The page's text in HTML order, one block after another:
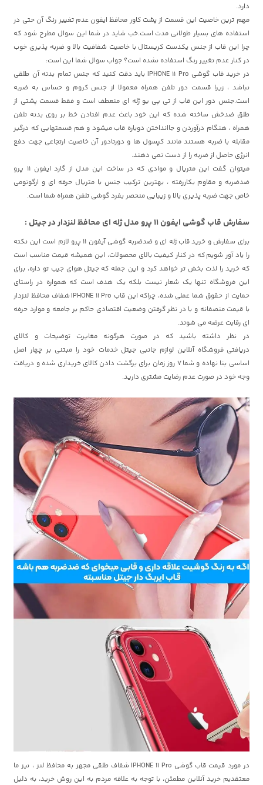
دارد.
مهم ترین خاصیت این قسمت از پشت کاور محافظ ایفون عدم تغییر رنگ آن حتی در
استفاده های بسیار طولانی مدت است.خب شاید در شما این سوال مطرح شود که
چرا این قاب از جنس یکدست کریستال با خاصیت شفافیت بالا و ضربه پذیری خوب
در کنار عدم تغییر رنگ استفاده نشده است؟ جواب سوال شما این است:
در خرید قاب گوشی IPHONE 11 Pro باید دقت کنید که جنس تمام بدنه آن طلقی
نباشد ، زیرا قسمت دور تلفن همراه معمولا از جنس کروم و حساس به ضربه
است.جنس دور این قاب از تی پی یو ژله ای منعطف است و فقط قسمت پشتی از
طلق ضدخش ساخته شده که این خود باعث عدم افتادن خط بر روی بدنه تلفن
همراه ، هنگام درآوردن و جاانداختن دوباره قاب میشود و هم قسمتهایی که درگیر
مقابله با ضربه هستند مانند کپسول ها و دورتادور آن خاصیت ارتجاعی جهت دفع
انرژی حاصل از ضربه را از دست نمی دهند.
میتوان گفت این متریال و موادی که در ساخت این مدل از گارد ایفون 11 پرو
ضدضربه و مقاوم بکاررفته ، بهترین ترکیب جنس با متریال حرفه ای و ارگونومی
خاص جهت ضربه پذیری بالا و زیبایی منحصر بفرد گوشی تلفن همراه شما است.
سفارش قاب گوشی ایفون 11 پرو مدل ژله ای محافظ لنزدار در جیتل :
برای سفارش و خرید قاب ژله ای و ضدضربه گوشی آیفون 11 پرو لازم است این نکته
را یاد آور شویم که در کنار کیفیت بالای محصولات، این همیشه قیمت مناسب است
که خرید را لذت بخش تر خواهد کرد و این جمله که جیتل هوای جیب تو داره، برای
این فروشگاه تنها یک شعار نیست بلکه یک هدف است که همواره در راستای
حمایت از حقوق شما عملی شده، چراکه این قاب IPHONE 11 Pro شفاف محافظ لنزدار
با قیمت منصفانه و با در نظر گرفتن وضعیت اقتصادی حاکم بر جامعه و موارد حرفه
ای رقابت عرضه می شوند.
در نظر داشته باشید که در صورت هرگونه مغایرت توضیحات و کالای
دریافتی فروشگاه آنلاین لوازم جانبی جیتل خدمات خود را مبتنی بر چهار اصل
اساسی بنا نهاده و شما 7 روز زمان برای برگشت دادن کالای خریداری شده و دریافت
وجه خود در صورت عدم رضایت مشتری دارید.
در مورد قیمت قاب گوشی IPHONE 11 Pro شفاف طلقی مجهز به محافظ لنز ، نیز ما
معتقدیم خرید آنلاین مطمئن، با توجه به علاقه مردم به این روش خرید، به دلیل